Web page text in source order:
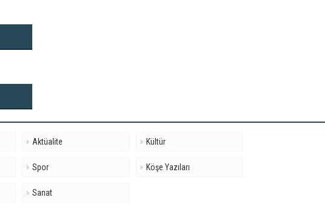
Aktüalite Kültür
Spor Köşe Yazıları
Sanat